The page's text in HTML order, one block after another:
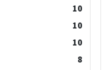
10
10
10
8